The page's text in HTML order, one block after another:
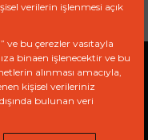
Beyanı KVKK
verilerin işlenmesi açık
ve bu çerezler vasıtayla
binaen işlenecektir ve bu
alınması amacıyla,
kişisel verileriniz
bulunan veri